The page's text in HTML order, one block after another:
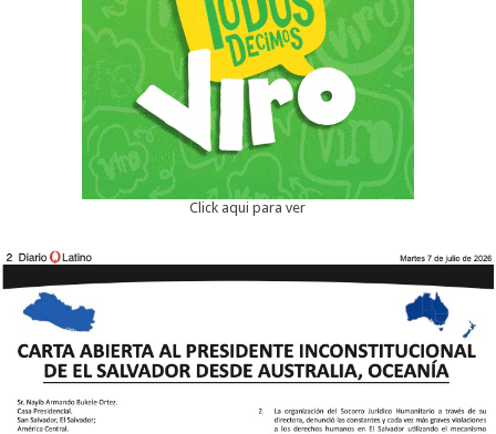
Click aqui para ver